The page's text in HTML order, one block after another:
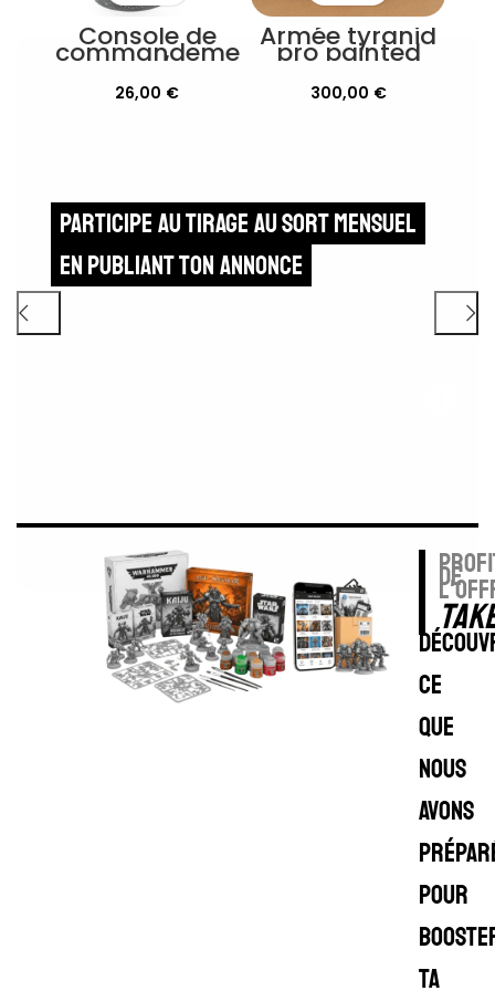
Console de
commandeme
nt /
annihilation
Necrons
26,00 €
Armée tyranid
pro painted
300,00 €
Participe au tirage au sort mensuel
en publiant ton annonce
de
ce
que
nous
avons
pour
ta